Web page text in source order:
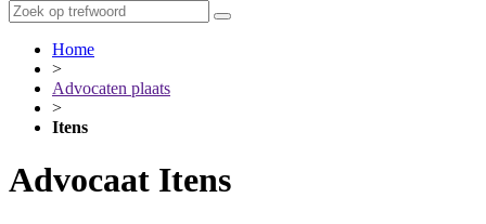
Home
>
Advocaten plaats
>
Itens
Advocaat Itens